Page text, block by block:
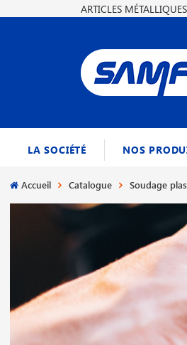
ARTICLES
LA SOCIÉTÉ NOS
Accueil Catalogue Soudage